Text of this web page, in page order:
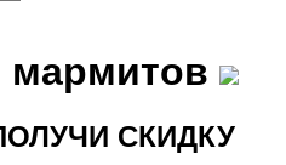
мармитов
СКИДКУ